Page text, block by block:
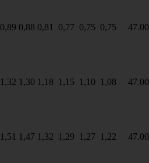
0,89 0,88 0,81 0,77 0,75 0,75 47.00
1,32 1,30 1,18 1,15 1,10 1,08 47.00
1,51 1,47 1,32 1,29 1,27 1,22 47.00